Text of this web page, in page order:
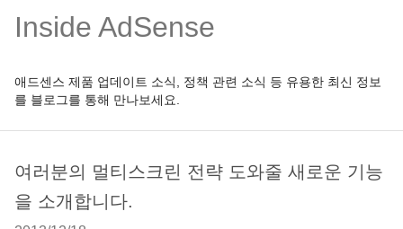
Inside AdSense
애드센스 제품 업데이트 소식, 정책 관련 소식 등 유용한 최신 정보
를 블로그를 통해 만나보세요.
여러분의 멀티스크린 전략 도와줄 새로운 기능
을 소개합니다.